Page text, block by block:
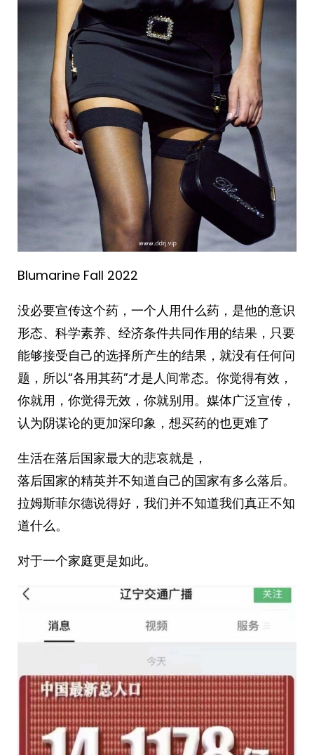
Blumarine Fall 2022 ​​​
没必要宣传这个药，一个人用什么药，是他的意识
形态、科学素养、经济条件共同作用的结果，只要
能够接受自己的选择所产生的结果，就没有任何问
题，所以“各用其药”才是人间常态。你觉得有效，
你就用，你觉得无效，你就别用。媒体广泛宣传，
认为阴谋论的更加深印象，想买药的也更难了
生活在落后国家最大的悲哀就是，
落后国家的精英并不知道自己的国家有多么落后。
拉姆斯菲尔德说得好，我们并不知道我们真正不知
道什么。 ​​​
对于一个家庭更是如此。